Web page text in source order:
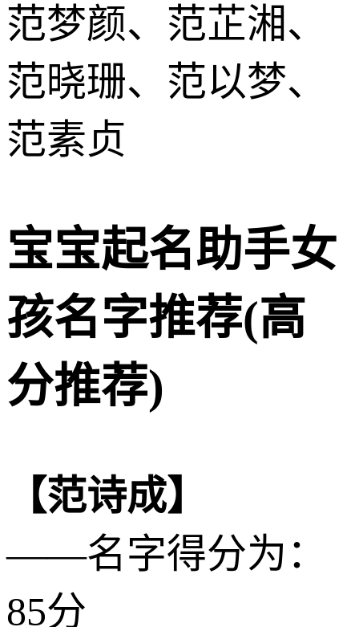
范梦颜、范芷湘、
范晓珊、范以梦、
范素贞
宝宝起名助手女
孩名字推荐(高
分推荐)
【范诗成】
——名字得分为：
85分